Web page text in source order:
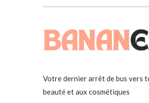
Votre dernier arrêt de bus vers
beauté et aux cosmétiques